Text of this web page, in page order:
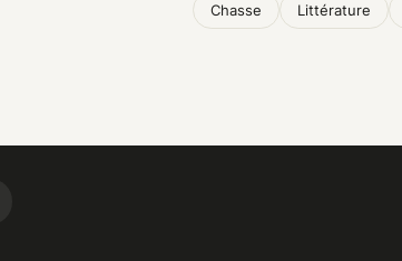
Chasse Littérature